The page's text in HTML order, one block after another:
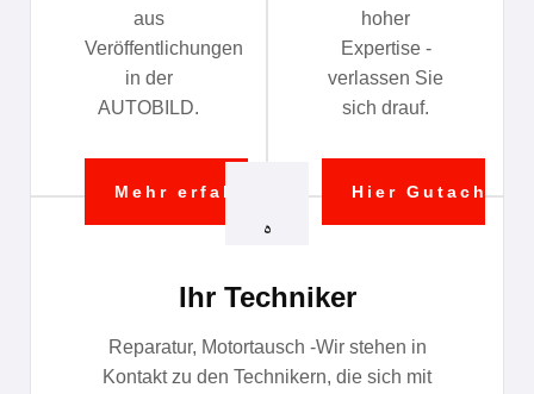
aus
Veröffentlichungen
in der
AUTOBILD.
Mehr erfahren
hoher
Expertise -
verlassen Sie
sich drauf.
Hier Gutachter
Ihr Techniker
Reparatur, Motortausch -Wir stehen in
Kontakt zu den Technikern, die sich mit